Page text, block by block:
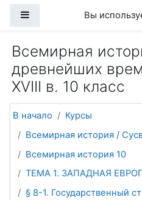
Боковая панель
Вы
Всемирная
древнейших
XVIII в. 10 класс
В начало
Курсы
Всемирная история /
Всемирная история 10
ТЕМА 1. ЗАПАДНАЯ
§ 8-1. Государственный